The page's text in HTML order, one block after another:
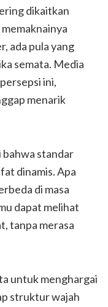
dikaitkan
ada pula yang
semata. Media
ini,
menarik
standar
dinamis. Apa
di masa
dapat melihat
tanpa merasa
untuk menghargai
struktur wajah